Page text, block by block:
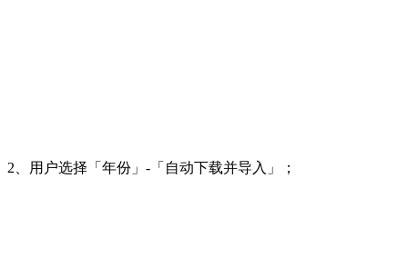
2、用户选择「年份」-「自动下载并导入」；